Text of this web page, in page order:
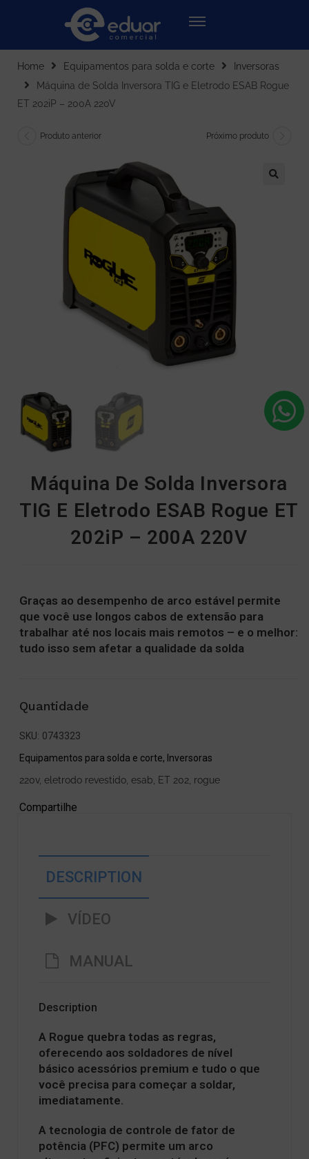
Home Equipamentos para solda e corte
Inversoras
Máquina de Solda Inversora TIG e Eletrodo ESAB Rogue
ET 202iP – 200A 220V
Produto anterior Próximo produto
Máquina De Solda Inversora
TIG E Eletrodo ESAB Rogue ET
202iP – 200A 220V
Graças ao desempenho de arco estável permite
que você use longos cabos de extensão para
trabalhar até nos locais mais remotos – e o melhor:
tudo isso sem afetar a qualidade da solda
Quantidade
SKU: 0743323
Equipamentos para solda e corte, Inversoras
220v, eletrodo revestido esab ET 202 rogue
Compartilhe
DESCRIPTION
VÍDEO
MANUAL
Description
A Rogue quebra todas as regras,
oferecendo aos soldadores de nível
básico acessórios premium e tudo o que
você precisa para começar a soldar,
imediatamente.
A tecnologia de controle de fator de
potência (PFC) permite um arco